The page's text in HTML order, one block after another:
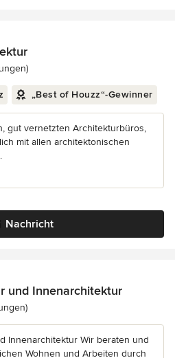
5 von 5 Sternen
„Best of Houzz“-Gewinner
gut vernetzten Architekturbüros,
mit allen architektonischen
Nachricht
und Innenarchitektur
4.9 von 5 Sternen
Innenarchitektur Wir beraten und
Wohnen und Arbeiten durch